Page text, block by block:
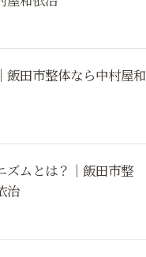
飯田市整体なら中村屋和
ズムとは？｜飯田市整
治